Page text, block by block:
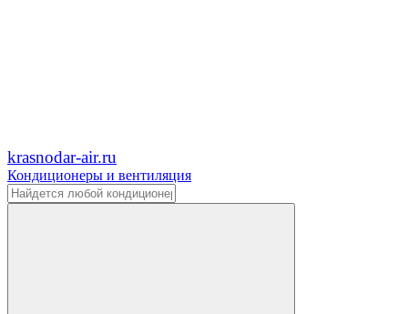
krasnodar-air.ru
Кондиционеры и вентиляция